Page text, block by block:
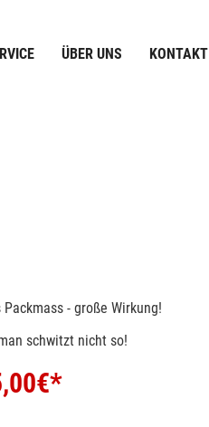
ÜBER UNS KONTAKT
Packmass - große Wirkung!
schwitzt nicht so!
€*